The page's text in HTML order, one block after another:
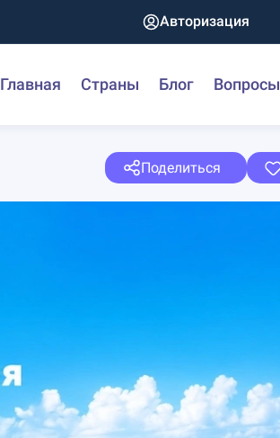
Авторизация
Главная Страны Блог Вопросы
Поделиться